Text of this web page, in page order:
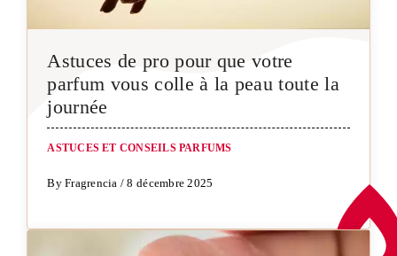
Astuces de pro pour que votre
parfum vous colle à la peau toute la
journée
ASTUCES ET CONSEILS PARFUMS
By Fragrencia / 8 décembre 2025